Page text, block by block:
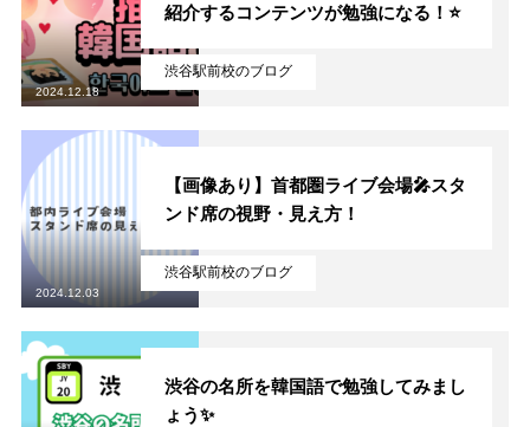
渋谷駅前校のブログ
紹介するコンテンツが勉強になる！⭐
2024.12.18
渋谷駅前校のブログ
【画像あり】首都圏ライブ会場🎤スタ
ンド席の視野・見え方！
2024.12.03
渋谷の名所を韓国語で勉強してみまし
ょう✨